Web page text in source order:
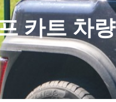
카트 차량